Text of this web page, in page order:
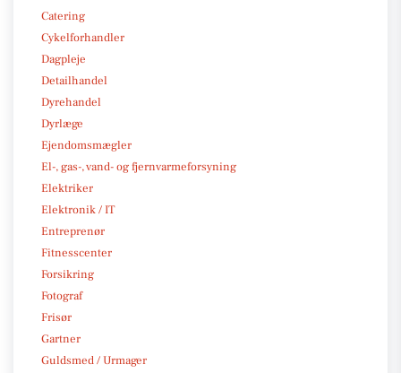
Catering
Cykelforhandler
Dagpleje
Detailhandel
Dyrehandel
Dyrlæge
Ejendomsmægler
El-, gas-, vand- og fjernvarmeforsyning
Elektriker
Elektronik / IT
Entreprenør
Fitnesscenter
Forsikring
Fotograf
Frisør
Gartner
Guldsmed / Urmager